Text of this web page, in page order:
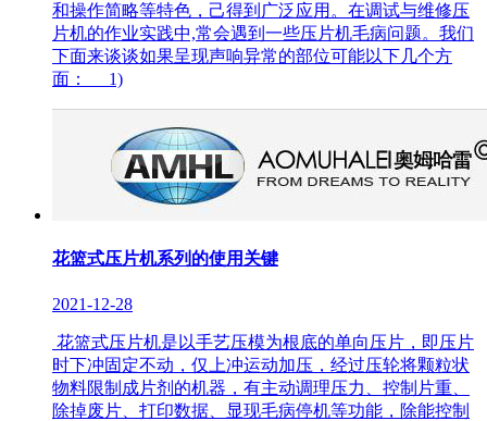
和操作简略等特色，己得到广泛应用。在调试与维修压
片机的作业实践中,常会遇到一些压片机毛病问题。我们
下面来谈谈如果呈现声响异常的部位可能以下几个方
面： 1)
花篮式压片机系列的使用关键
2021-12-28
花篮式压片机是以手艺压模为根底的单向压片，即压片
时下冲固定不动，仅上冲运动加压，经过压轮将颗粒状
物料限制成片剂的机器，有主动调理压力、控制片重、
除掉废片、打印数据、显现毛病停机等功能，除能控制